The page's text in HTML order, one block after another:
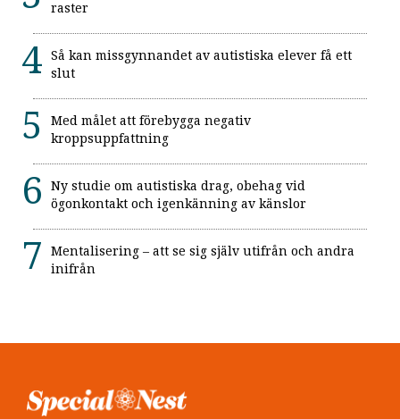
raster
Så kan missgynnandet av autistiska elever få ett
slut
Med målet att förebygga negativ
kroppsuppfattning
Ny studie om autistiska drag, obehag vid
ögonkontakt och igenkänning av känslor
Mentalisering – att se sig själv utifrån och andra
inifrån